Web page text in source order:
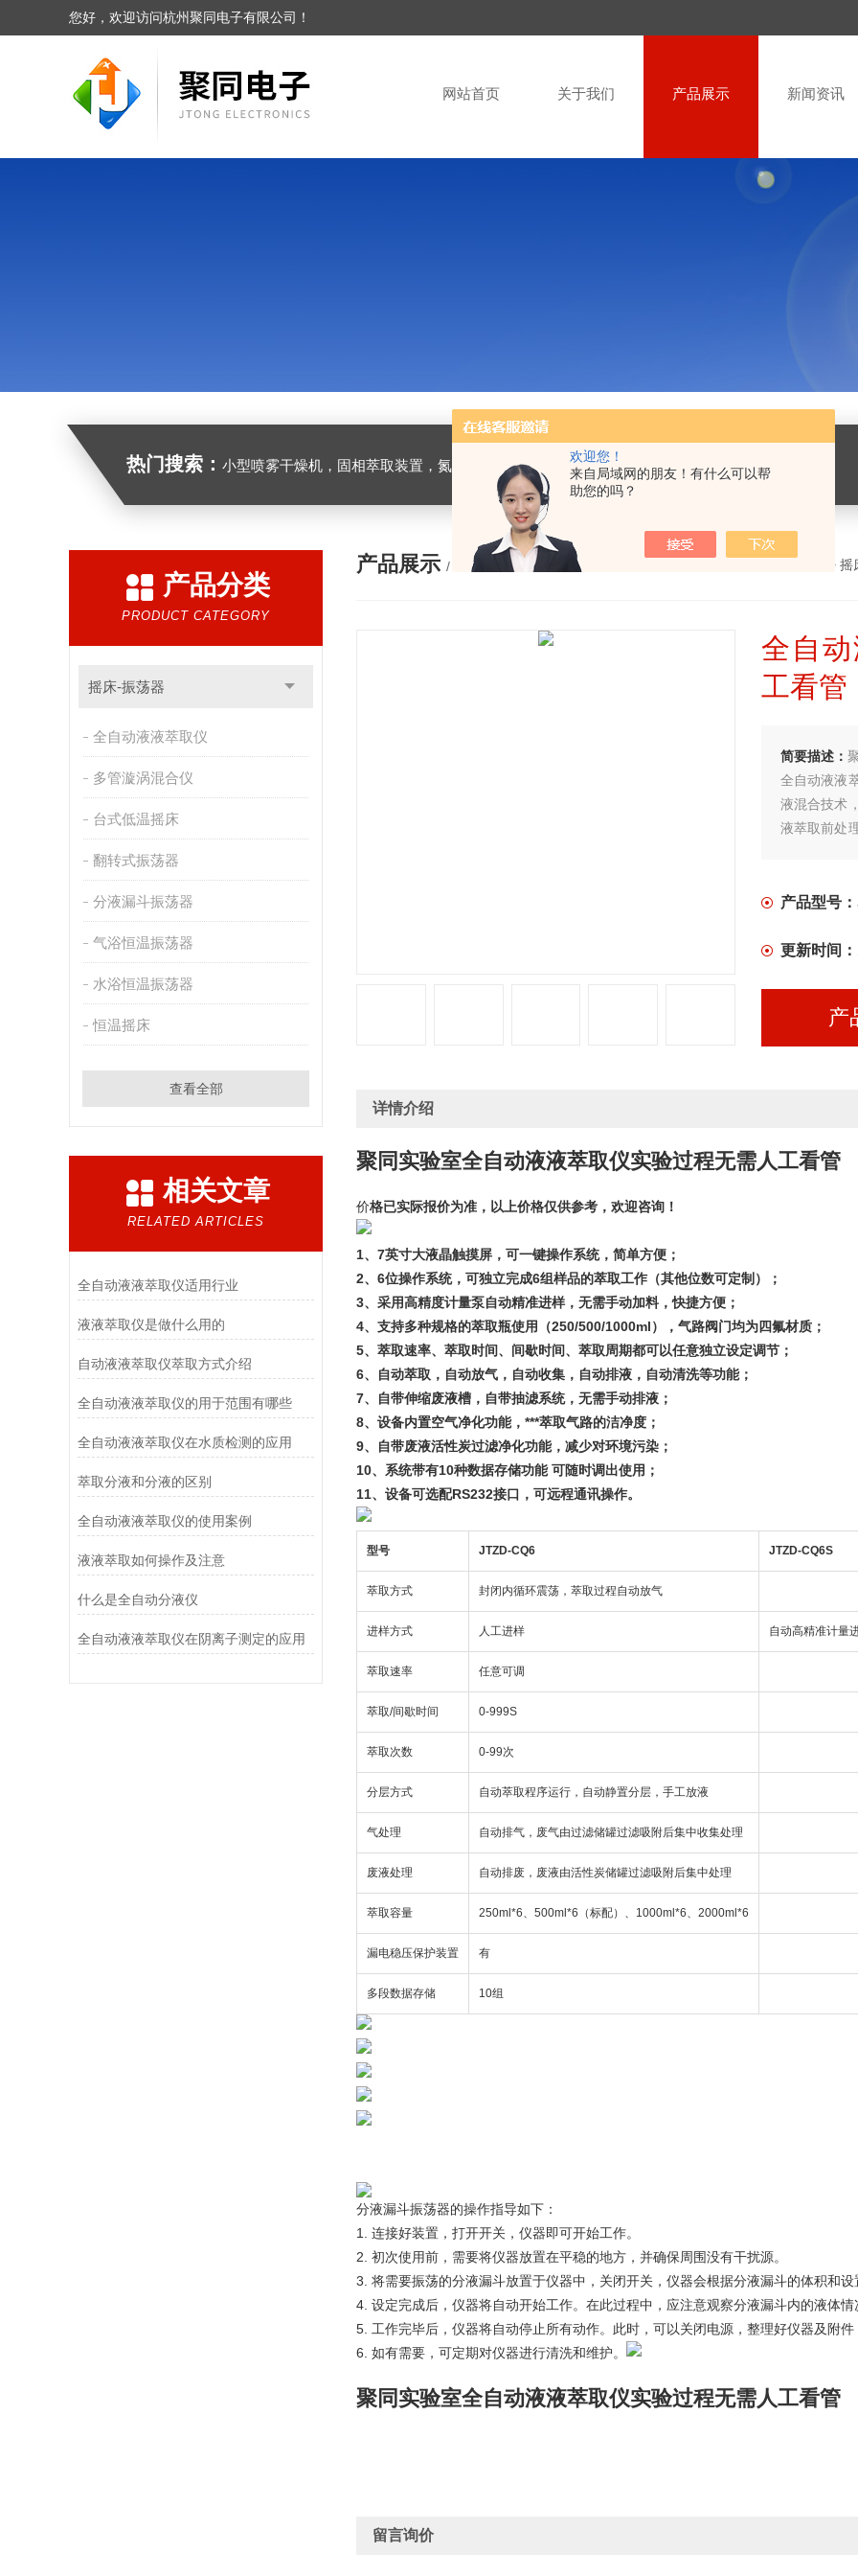
欢迎您！
来自局域网的朋友！有什么可以帮
助您的吗？
您好，欢迎访问杭州聚同电子有限公司！
网站首页 关于我们 产品展示 新闻资讯
热门搜索： 小型喷雾干燥机，固相萃取装置，氮吹仪，光化学反应仪，低温恒温槽，超声波细胞粉碎机，融浆机，超声波清洗机，血球分类计数器，干燥箱培养箱
产品分类
PRODUCT CATEGORY
摇床-振荡器
全自动液液萃取仪
多管漩涡混合仪
台式低温摇床
翻转式振荡器
分液漏斗振荡器
气浴恒温振荡器
水浴恒温振荡器
恒温摇床
查看全部
相关文章
RELATED ARTICLES
全自动液液萃取仪适用行业
液液萃取仪是做什么用的
自动液液萃取仪萃取方式介绍
全自动液液萃取仪的用于范围有哪些
全自动液液萃取仪在水质检测的应用
萃取分液和分液的区别
全自动液液萃取仪的使用案例
液液萃取如何操作及注意
什么是全自动分液仪
全自动液液萃取仪在阴离子测定的应用
产品展示 / PRODUCTS > 摇
全自
工看管
简要描述：
全自动液液
液混合技术
液萃取前处
产品型号：
更新时间：
产
详情介绍
聚同实验室全自动液液萃取仪实验过程无需人工看管
价格已实际报价为准，以上价格仅供参考，欢迎咨询！
1、7英寸大液晶触摸屏，可一键操作系统，简单方便；
2、6位操作系统，可独立完成6组样品的萃取工作（其他位数可定制）；
3、采用高精度计量泵自动精准进样，无需手动加料，快捷方便；
4、支持多种规格的萃取瓶使用（250/500/1000ml），气路阀门均为四氟材质；
5、萃取速率、萃取时间、间歇时间、萃取周期都可以任意独立设定调节；
6、自动萃取，自动放气，自动收集，自动排液，自动清洗等功能；
7、自带伸缩废液槽，自带抽滤系统，无需手动排液；
8、设备内置空气净化功能，***萃取气路的洁净度；
9、自带废液活性炭过滤净化功能，减少对环境污染；
10、系统带有10种数据存储功能 可随时调出使用；
11、设备可选配RS232接口，可远程通讯操作。
型号 JTZD-CQ6 JTZD-CQ6S
萃取方式 封闭内循环震荡，萃取过程自动放气
进样方式 人工进样 自动高精准计量
萃取速率 任意可调
萃取/间歇时间 0-999S
萃取次数 0-99次
分层方式 自动萃取程序运行，自动静置分层，手工放液
气处理 自动排气，废气由过滤储罐过滤吸附后集中收集处理
废液处理 自动排废，废液由活性炭储罐过滤吸附后集中处理
萃取容量 250ml*6、500ml*6（标配）、1000ml*6、2000ml*6
漏电稳压保护装置 有
多段数据存储 10组
分液漏斗振荡器的操作指导如下：
1. 连接好装置，打开开关，仪器即可开始工作。
2. 初次使用前，需要将仪器放置在平稳的地方，并确保周围没有干扰源。
3. 将需要振荡的分液漏斗放置于仪器中，关闭开关，仪器会根据分液漏斗的体积和
4. 设定完成后，仪器将自动开始工作。在此过程中，应注意观察分液漏斗内的液体
5. 工作完毕后，仪器将自动停止所有动作。此时，可以关闭电源，整理好仪器及附
6. 如有需要，可定期对仪器进行清洗和维护。
聚同实验室全自动液液萃取仪实验过程无需人工看管
留言询价